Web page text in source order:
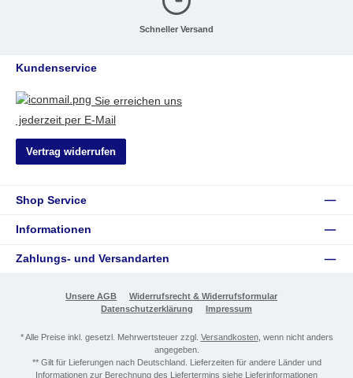
Schneller Versand
Kundenservice
Sie erreichen uns
jederzeit per E-Mail
Vertrag widerrufen
Shop Service
Informationen
Zahlungs- und Versandarten
Unsere AGB
Widerrufsrecht & Widerrufsformular
Datenschutzerklärung
Impressum
* Alle Preise inkl. gesetzl. Mehrwertsteuer zzgl. Versandkosten, wenn nicht anders
angegeben.
** Gilt für Lieferungen nach Deutschland. Lieferzeiten für andere Länder und
Informationen zur Berechnung des Liefertermins siehe Lieferinformationen